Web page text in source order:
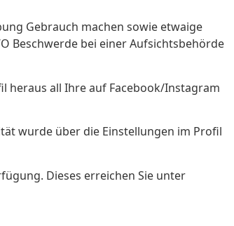
Gebrauch machen sowie etwaige
Beschwerde bei einer Aufsichtsbehörde
heraus all Ihre auf Facebook/Instagram
wurde über die Einstellungen im Profil
Dieses erreichen Sie unter